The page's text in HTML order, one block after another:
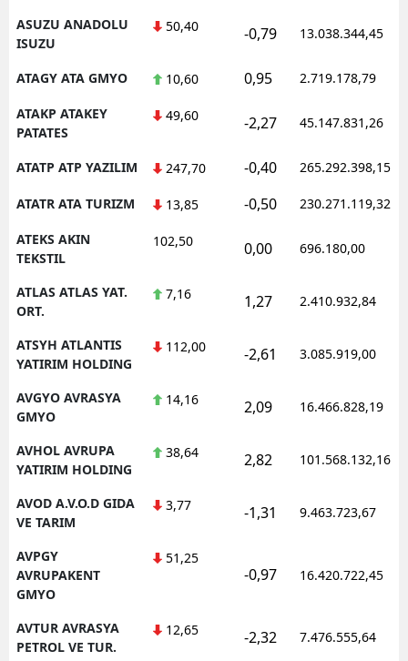
ASUZU ANADOLU
ISUZU
50,40 -0,79 13.038.344,45
ATAGY ATA GMYO 10,60 0,95 2.719.178,79
ATAKP ATAKEY
PATATES
49,60 -2,27 45.147.831,26
ATATP ATP YAZILIM 247,70 -0,40 265.292.398,15
ATATR ATA TURIZM 13,85 -0,50 230.271.119,32
ATEKS AKIN
TEKSTIL
102,50 0,00 696.180,00
ATLAS ATLAS YAT.
ORT.
7,16 1,27 2.410.932,84
ATSYH ATLANTIS
YATIRIM HOLDING
112,00 -2,61 3.085.919,00
AVGYO AVRASYA
GMYO
14,16 2,09 16.466.828,19
AVHOL AVRUPA
YATIRIM HOLDING
38,64 2,82 101.568.132,16
AVOD A.V.O.D GIDA
VE TARIM
3,77 -1,31 9.463.723,67
AVPGY
AVRUPAKENT
GMYO
51,25
-0,97 16.420.722,45
AVTUR AVRASYA
PETROL VE TUR.
12,65 -2,32 7.476.555,64